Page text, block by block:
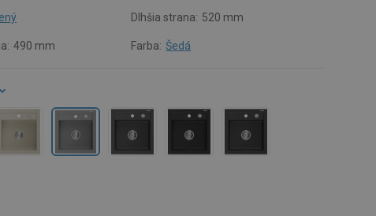
Dlhšia strana: 520 mm
490 mm Farba: Šedá